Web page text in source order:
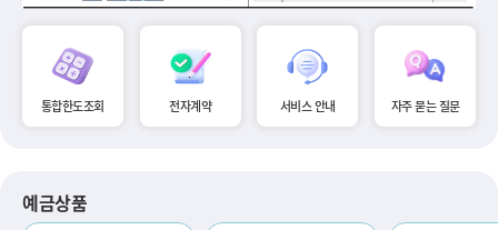
통합한도조회 전자계약 서비스 안내 자주 묻는 질문
예금상품